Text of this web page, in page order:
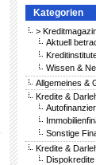
Kategorien
>
Aktuell
Wissen &
Allgemeines &
Kredite &
Sonstige
Kredite &
Dispokredite